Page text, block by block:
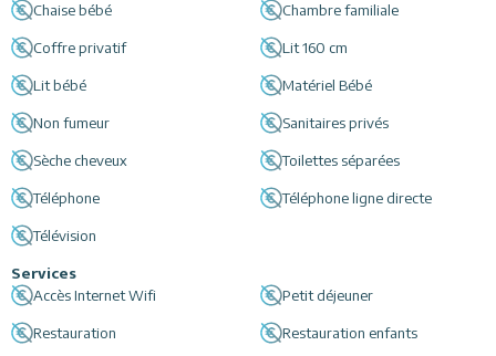
Chaise bébé Chambre familiale
Coffre privatif Lit 160 cm
Lit bébé Matériel Bébé
Non fumeur Sanitaires privés
Sèche cheveux Toilettes séparées
Téléphone Téléphone ligne directe
Télévision
Services
Accès Internet Wifi Petit déjeuner
Restauration Restauration enfants